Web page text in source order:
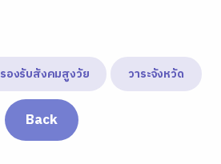
รองรับสังคมสูงวัย วาระจังหวัด
Back